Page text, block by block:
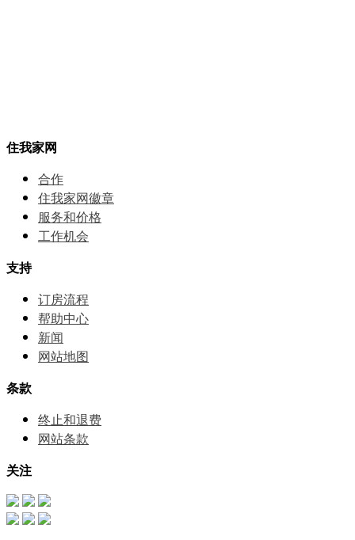
住我家网
合作
住我家网徽章
服务和价格
⼯作机会
支持
订房流程
帮助中⼼
新闻
网站地图
条款
终止和退费
网站条款
关注